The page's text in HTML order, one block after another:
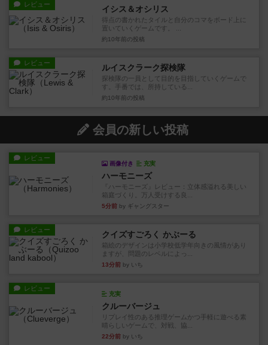
レビュー イシス＆オシリス
得点の書かれたタイルと自分のコマをボード上に
置いていくゲームです。 ...
約10年前 の投稿
レビュー ルイスクラーク探検隊
探検隊の一員として目的を目指していくゲームで
す。手番では、所持している...
約10年前 の投稿
会員の新しい投稿
レビュー
画像付き 充実
ハーモニーズ
『ハーモニーズ』レビュー：立体感溢れる美しい
箱庭づくり。万人受けする良...
5分前 by ギャングスター
レビュー クイズすごろく かぶーる
箱絵のデザインは小学校低学年向きの風情があり
ますが、問題のレベルによっ...
13分前 by いち
レビュー
充実
クルーバージュ
リプレイ性のある推理ゲームかつ手軽に遊べる素
晴らしいゲームで、対戦、協...
22分前 by いち